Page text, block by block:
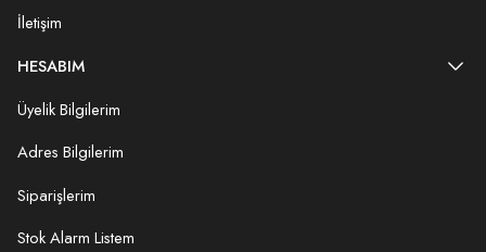
İletişim
HESABIM
Üyelik Bilgilerim
Adres Bilgilerim
Siparişlerim
Stok Alarm Listem